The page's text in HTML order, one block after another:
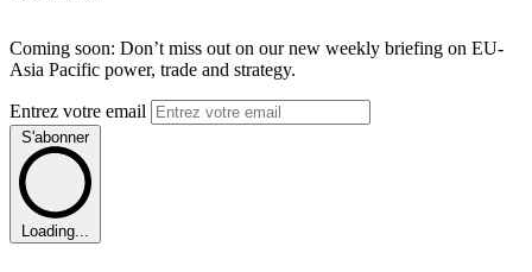
Coming soon: Don’t miss out on our new weekly briefing on EU-
Asia Pacific power, trade and strategy.
Entrez votre email
S'abonner
Loading...